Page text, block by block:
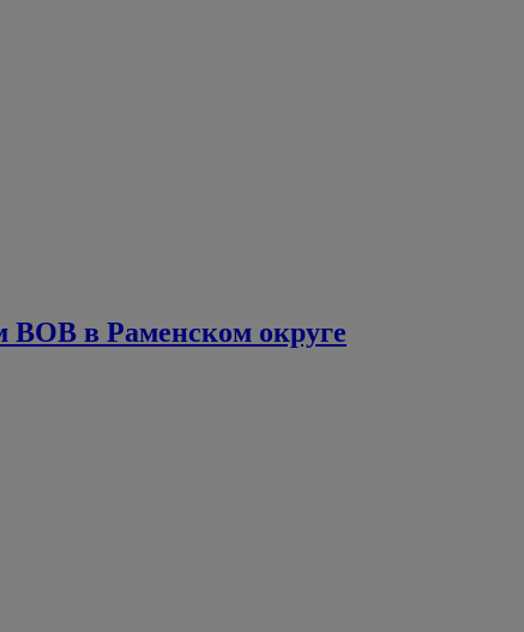
ВОВ в Раменском округе